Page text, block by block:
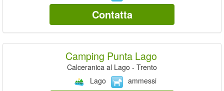
Contatta
Camping Punta Lago
Calceranica al Lago - Trento
Lago
ammessi